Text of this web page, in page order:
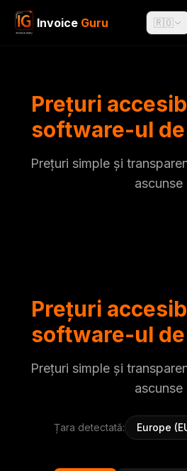
Invoice Guru 🇷🇴
Prețuri
software-ul
Prețuri simple și
ascunse
Prețuri
software-ul
Prețuri simple și
ascunse
Țara detectată: